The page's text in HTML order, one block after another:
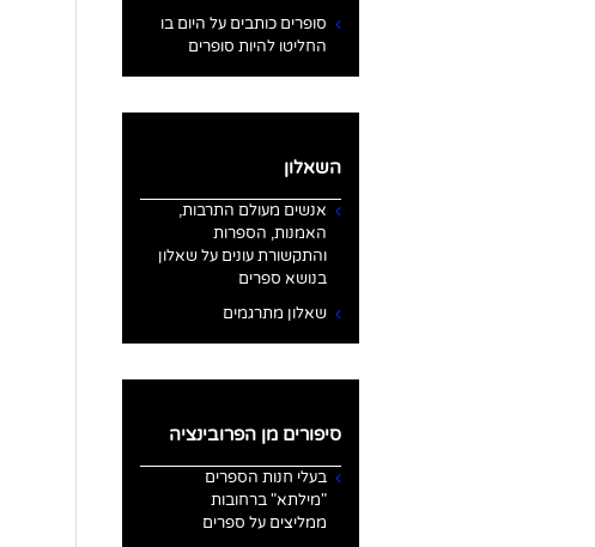
סופרים כותבים על היום בו
החליטו להיות סופרים
השאלון
אנשים מעולם התרבות,
האמנות, הספרות
והתקשורת עונים על שאלון
בנושא ספרים
שאלון מתרגמים
סיפורים מן הפרובינציה
בעלי חנות הספרים
"מילתא" ברחובות
ממליצים על ספרים